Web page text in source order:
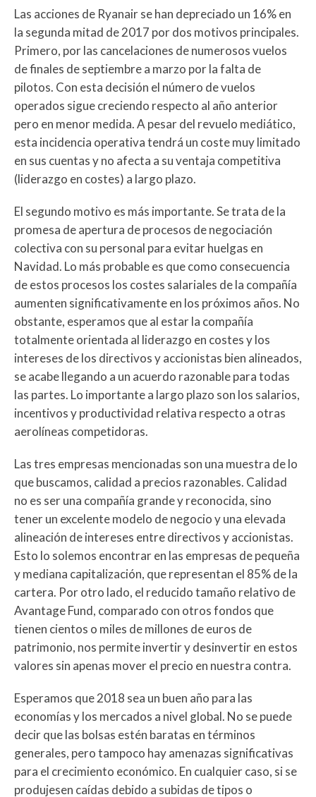
Las acciones de Ryanair se han depreciado un 16% en
la segunda mitad de 2017 por dos motivos principales.
Primero, por las cancelaciones de numerosos vuelos
de finales de septiembre a marzo por la falta de
pilotos. Con esta decisión el número de vuelos
operados sigue creciendo respecto al año anterior
pero en menor medida. A pesar del revuelo mediático,
esta incidencia operativa tendrá un coste muy limitado
en sus cuentas y no afecta a su ventaja competitiva
(liderazgo en costes) a largo plazo.
El segundo motivo es más importante. Se trata de la
promesa de apertura de procesos de negociación
colectiva con su personal para evitar huelgas en
Navidad. Lo más probable es que como consecuencia
de estos procesos los costes salariales de la compañía
aumenten significativamente en los próximos años. No
obstante, esperamos que al estar la compañía
totalmente orientada al liderazgo en costes y los
intereses de los directivos y accionistas bien alineados,
se acabe llegando a un acuerdo razonable para todas
las partes. Lo importante a largo plazo son los salarios,
incentivos y productividad relativa respecto a otras
aerolíneas competidoras.
Las tres empresas mencionadas son una muestra de lo
que buscamos, calidad a precios razonables. Calidad
no es ser una compañía grande y reconocida, sino
tener un excelente modelo de negocio y una elevada
alineación de intereses entre directivos y accionistas.
Esto lo solemos encontrar en las empresas de pequeña
y mediana capitalización, que representan el 85% de la
cartera. Por otro lado, el reducido tamaño relativo de
Avantage Fund, comparado con otros fondos que
tienen cientos o miles de millones de euros de
patrimonio, nos permite invertir y desinvertir en estos
valores sin apenas mover el precio en nuestra contra.
Esperamos que 2018 sea un buen año para las
economías y los mercados a nivel global. No se puede
decir que las bolsas estén baratas en términos
generales, pero tampoco hay amenazas significativas
para el crecimiento económico. En cualquier caso, si se
produjesen caídas debido a subidas de tipos o